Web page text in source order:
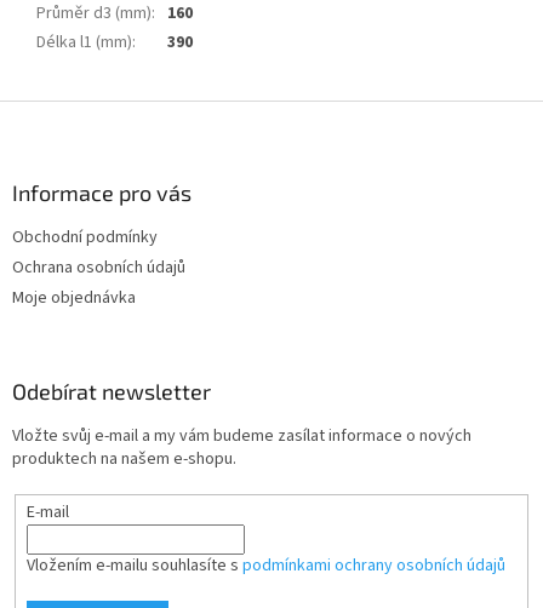
Průměr d3 (mm): 160
Délka l1 (mm): 390
Informace pro vás
Obchodní podmínky
Ochrana osobních údajů
Moje objednávka
Odebírat newsletter
Vložte svůj e-mail a my vám budeme zasílat informace o nových
produktech na našem e-shopu.
E-mail
Vložením e-mailu souhlasíte s podmínkami ochrany osobních údajů